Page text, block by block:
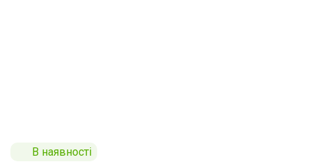
В наявності